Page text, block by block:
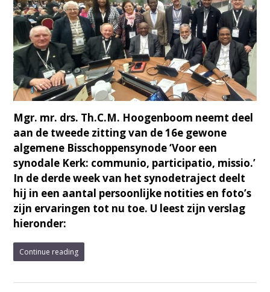
Mgr. mr. drs. Th.C.M. Hoogenboom neemt deel
aan de tweede zitting van de 16e gewone
algemene Bisschoppensynode ‘Voor een
synodale Kerk: communio, participatio, missio.’
In de derde week van het synodetraject deelt
hij in een aantal persoonlijke notities en foto’s
zijn ervaringen tot nu toe. U leest zijn verslag
hieronder:
Continue reading